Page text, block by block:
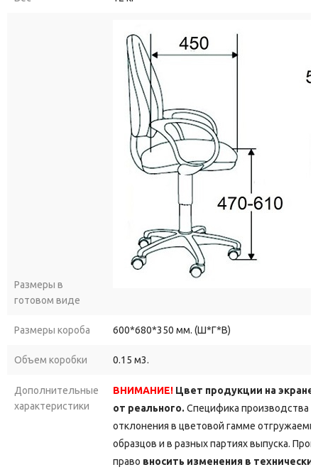
Размеры в
готовом виде
Размеры короба 600*680*350 мм. (Ш*Г*В)
Объем коробки 0.15 м3.
Дополнительные
характеристики
ВНИМАНИЕ! Цвет продукции на
от реального. Специфика производства
отклонения в цветовой гамме
образцов и в разных партиях выпуска.
право вносить изменения в